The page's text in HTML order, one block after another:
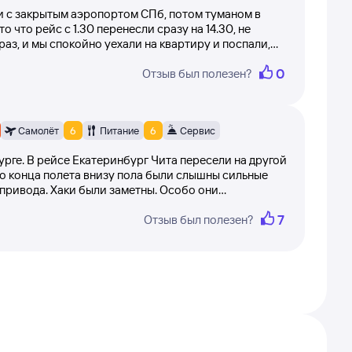
1 до 10 (самолёт вылетел вовремя,
не меняются и остаются
модерации.
Санкт-Петербург, прочитав отзывы
с закрытым аэропортом СПб, потом туманом в
что рейс с 1.30 перенесли сразу на 14.30, не
и мы спокойно уехали на квартиру и поспали,
переносили на час все время и так все 12 часов
Отзыв был полезен? 0
Самолёт 6 Питание 6 Сервис
В рейсе Екатеринбург Чита пересели на другой
конца полета внизу пола были слышны сильные
Хаки были заметны. Особо они
себя докуоучивая и пытаясь что то закрыть.
Отзыв был полезен? 7